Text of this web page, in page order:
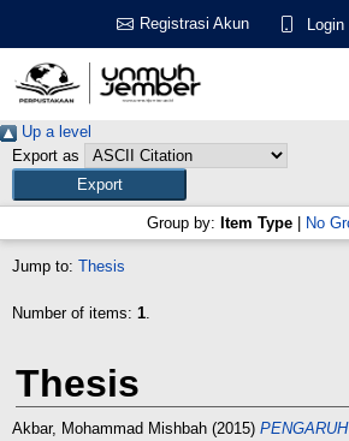
Registrasi Akun Login
Up a level
Export as
Group by: Item Type No
Jump to: Thesis
Number of items: 1.
Thesis
Akbar, Mohammad Mishbah (2015)